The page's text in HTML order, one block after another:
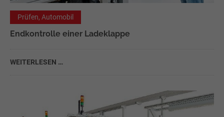
Prüfen, Automobil
Endkontrolle einer Ladeklappe
WEITERLESEN …